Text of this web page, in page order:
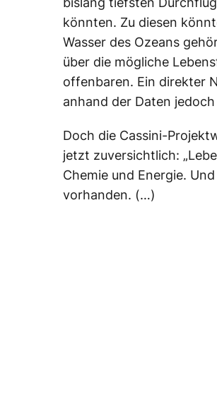
könnten. Zu diesen
Wasser des Ozeans
über die mögliche
offenbaren. Ein direkter
anhand der Daten
Doch die Cassini-
jetzt zuversichtlich:
Chemie und Energie.
vorhanden. (…)